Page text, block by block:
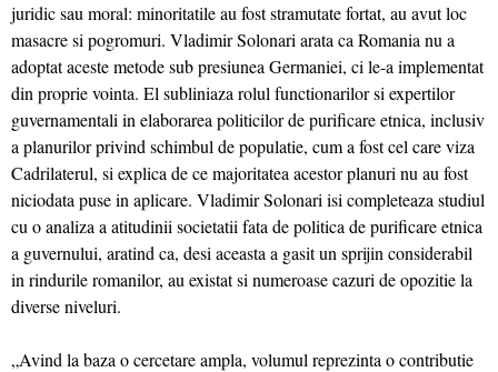
juridic sau moral: minoritatile au fost stramutate fortat, au avut loc
masacre si pogromuri. Vladimir Solonari arata ca Romania nu a
adoptat aceste metode sub presiunea Germaniei, ci le-a implementat
din proprie vointa. El subliniaza rolul functionarilor si expertilor
guvernamentali in elaborarea politicilor de purificare etnica, inclusiv
a planurilor privind schimbul de populatie, cum a fost cel care viza
Cadrilaterul, si explica de ce majoritatea acestor planuri nu au fost
niciodata puse in aplicare. Vladimir Solonari isi completeaza studiul
cu o analiza a atitudinii societatii fata de politica de purificare etnica
a guvernului, aratind ca, desi aceasta a gasit un sprijin considerabil
in rindurile romanilor, au existat si numeroase cazuri de opozitie la
diverse niveluri.
„Avind la baza o cercetare ampla, volumul reprezinta o contributie